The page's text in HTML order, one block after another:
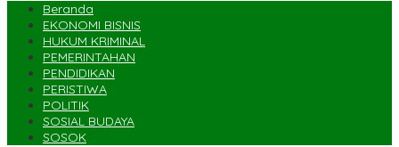
Beranda
EKONOMI BISNIS
HUKUM KRIMINAL
PEMERINTAHAN
PENDIDIKAN
PERISTIWA
POLITIK
SOSIAL BUDAYA
SOSOK